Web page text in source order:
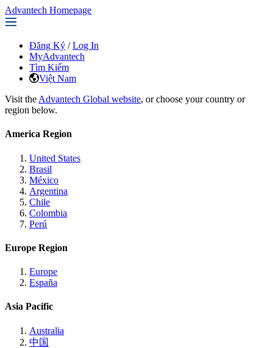
Advantech Homepage
Đăng Ký / Log In
MyAdvantech
Tìm Kiếm
Việt Nam
Visit the Advantech Global website, or choose your country or
region below.
America Region
United States
Brasil
México
Argentina
Chile
Colombia
Perú
Europe Region
Europe
España
Asia Pacific
Australia
中国